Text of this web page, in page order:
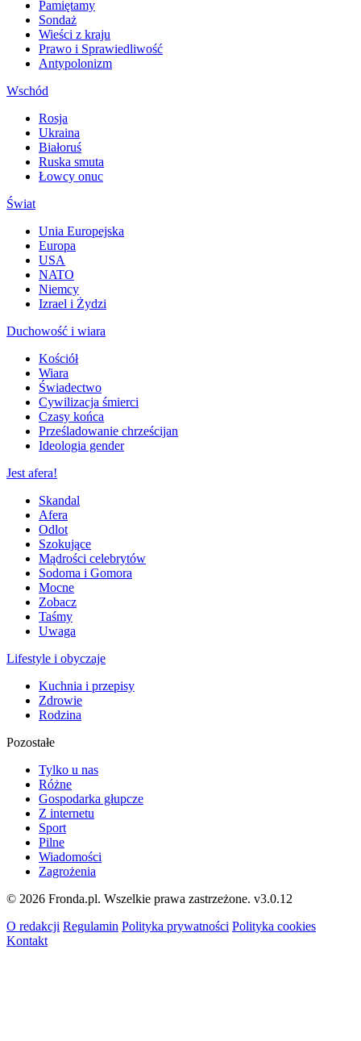
Pamiętamy
Sondaż
Wieści z kraju
Prawo i Sprawiedliwość
Antypolonizm
Wschód
Rosja
Ukraina
Białoruś
Ruska smuta
Łowcy onuc
Świat
Unia Europejska
Europa
USA
NATO
Niemcy
Izrael i Żydzi
Duchowość i wiara
Kościół
Wiara
Świadectwo
Cywilizacja śmierci
Czasy końca
Prześladowanie chrześcijan
Ideologia gender
Jest afera!
Skandal
Afera
Odlot
Szokujące
Mądrości celebrytów
Sodoma i Gomora
Mocne
Zobacz
Taśmy
Uwaga
Lifestyle i obyczaje
Kuchnia i przepisy
Zdrowie
Rodzina
Pozostałe
Tylko u nas
Różne
Gospodarka głupcze
Z internetu
Sport
Pilne
Wiadomości
Zagrożenia
© 2026 Fronda.pl. Wszelkie prawa zastrzeżone. v3.0.12
O redakcji Regulamin Polityka prywatności Polityka cookies
Kontakt